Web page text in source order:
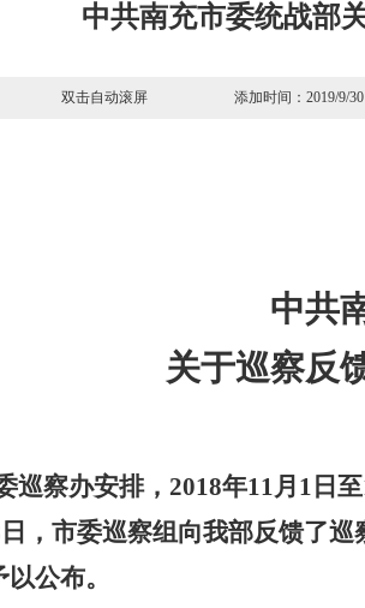
中共南充市委统战部
双击自动滚屏 添加时间：
中共
关于巡察反
巡察办安排，2018年11月 1 日至
日，市委巡察组向我部反馈了
公布。